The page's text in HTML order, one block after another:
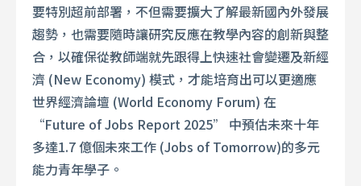
要特別超前部署，不但需要擴大了解最新國內外發展
趨勢，也需要隨時讓研究反應在教學內容的創新與整
合，以確保從教師端就先跟得上快速社會變遷及新經
濟 (New Economy) 模式，才能培育出可以更適應
世界經濟論壇 (World Economy Forum) 在
“Future of Jobs Report 2025” 中預估未來十年
多達1.7 億個未來工作 (Jobs of Tomorrow)的多元
能力青年學子。